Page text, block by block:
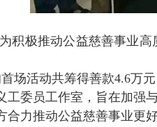
为积极推动公益慈善事业
场活动共筹得善款4.6万
工委员工作室，旨在加强
合力推动公益慈善事业更